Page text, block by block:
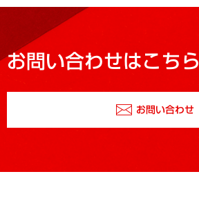
お問い合わせはこちら
お問い合わせ